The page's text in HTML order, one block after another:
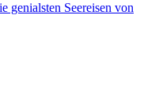
genialsten Seereisen von